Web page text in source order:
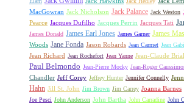
MacGowran Jack Nicholson Jack Palance Jack Weston
Pearce Jacques Dufilho Jacques Perrin Jacques Tati
James Donald James Earl Jones James Garner James
Woods Jane Fonda Jason Robards Jean Carmet Jean
Jean Richard Jean Rochefort Jean Yanne Jean-Claude
Paul Belmondo Jean-Pierre Mocky Jean-Roger
Chandler Jeff Corey Jeffrey Hunter Jennifer Connelly
Hahn Jill St. John Jim Brown Jim Carrey Joanna Barnes
Joe Pesci John Anderson John Bartha John Carradine John